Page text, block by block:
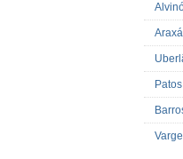
Araxá